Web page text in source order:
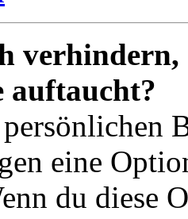
verhindern,
auftaucht?
eine
du diese